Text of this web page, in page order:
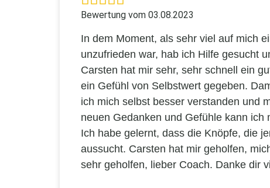
Bewertung vom 03.08.2023
In dem Moment, als sehr viel auf mich
unzufrieden war, hab ich Hilfe gesucht
Carsten hat mir sehr, sehr schnell ein
ein Gefühl von Selbstwert gegeben.
ich mich selbst besser verstanden und
neuen Gedanken und Gefühle kann
Ich habe gelernt, dass die Knöpfe, die
aussucht. Carsten hat mir geholfen,
sehr geholfen, lieber Coach. Danke dir